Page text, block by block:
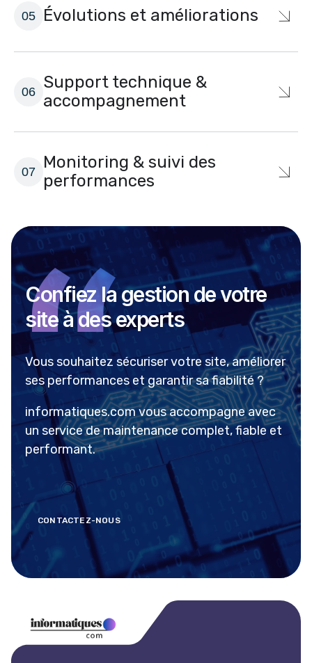
Évolutions et améliorations
Support technique &
accompagnement
Monitoring & suivi des
performances
Confiez la gestion de votre
site à des experts
Vous souhaitez sécuriser votre site, améliorer
ses performances et garantir sa fiabilité ?
informatiques.com vous accompagne avec
un service de maintenance complet, fiable et
performant.
CONTACTEZ-NOUS